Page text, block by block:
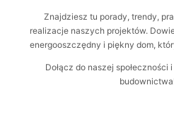
Znajdziesz tu porady, trendy,
realizacje naszych projektów.
energooszczędny i piękny dom,
Dołącz do naszej